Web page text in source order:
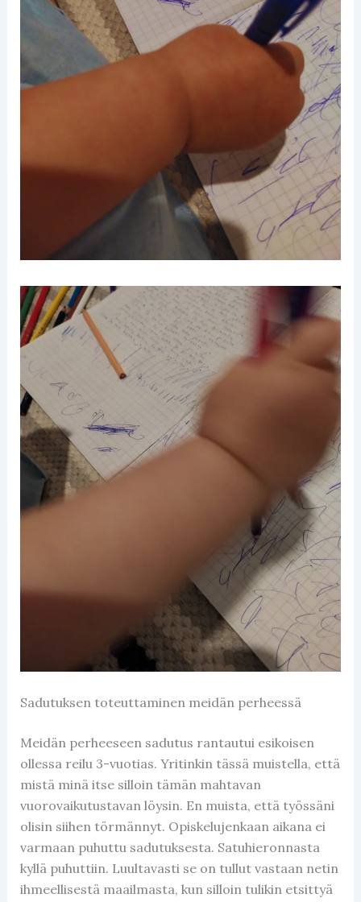
Sadutuksen toteuttaminen meidän perheessä
Meidän perheeseen sadutus rantautui esikoisen
ollessa reilu 3-vuotias. Yritinkin tässä muistella, että
mistä minä itse silloin tämän mahtavan
vuorovaikutustavan löysin. En muista, että työssäni
olisin siihen törmännyt. Opiskelujenkaan aikana ei
varmaan puhuttu sadutuksesta. Satuhieronnasta
kyllä puhuttiin. Luultavasti se on tullut vastaan netin
ihmeellisestä maailmasta, kun silloin tulikin etsittyä